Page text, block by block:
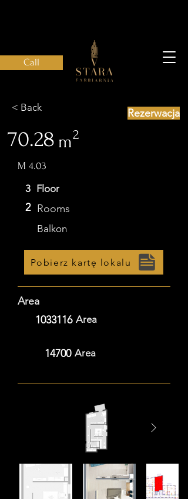
Call
< Back
70.28 m
M 4.03
3 Floor
2 Rooms
Balkon
Pobierz kartę lokalu
Area
1033116 Area
14700 Area
Rezerwacja
2